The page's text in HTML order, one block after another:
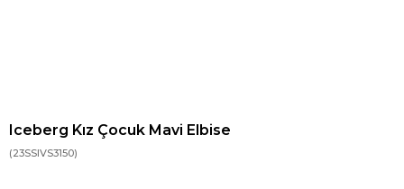
Iceberg Kız Çocuk Mavi Elbise
(23SSIVS3150)